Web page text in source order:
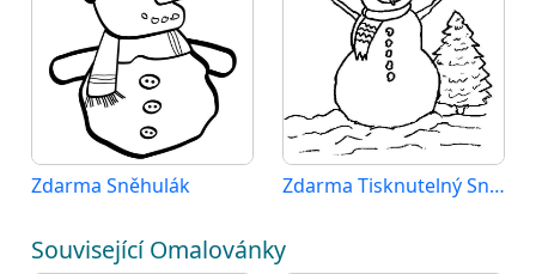
Zdarma Sněhulák Zdarma Tisknutelný Sněhulák
Související Omalovánky